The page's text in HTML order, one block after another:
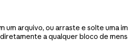
um arquivo, ou arraste e solte uma
a qualquer bloco de